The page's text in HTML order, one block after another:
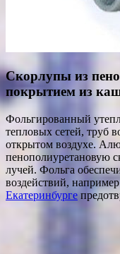
Скорлупы из
покрытием из
Фольгированный
тепловых сетей, труб
открытом воздухе.
пенополиуретановую
лучей. Фольга
воздействий,
Екатеринбурге